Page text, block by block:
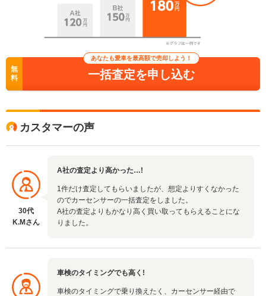
無
料
あなたも愛車を最高額で売却しよう！
一括査定を申し込む
カスタマーの声
30代
K.Mさん
A社の査定より高かった…!
1件だけ査定してもらいましたが、想定よりすくなかった
のでカーセンサーの一括査定をしました。
A社の査定よりもかなり高く買い取ってもらえることにな
りました。
車検のタイミングでも高く!
車検のタイミングで乗り換えたく、カーセンサー経由で